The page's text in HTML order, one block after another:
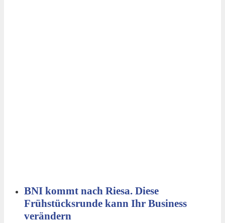
BNI kommt nach Riesa. Diese
Frühstücksrunde kann Ihr Business
verändern